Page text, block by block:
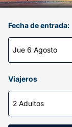
Fecha de entrada:
Jue 6 Agosto
Viajeros
2 Adultos